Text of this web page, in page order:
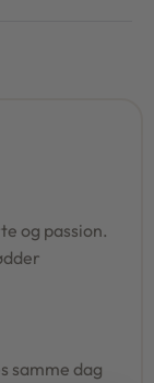
og passion.
samme dag